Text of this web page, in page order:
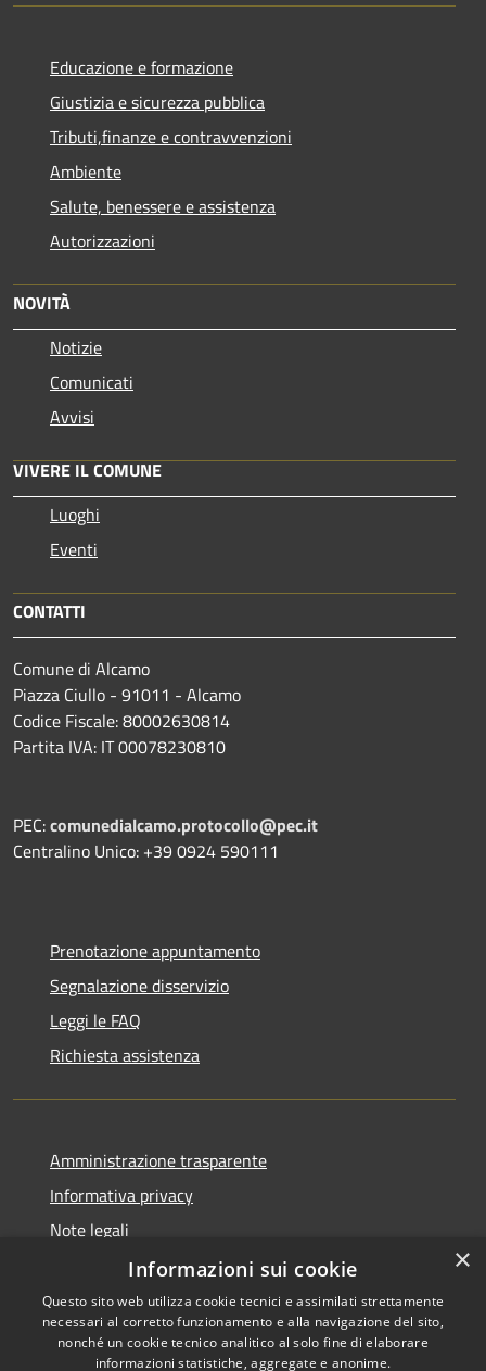
Educazione e formazione
Giustizia e sicurezza pubblica
Tributi,finanze e contravvenzioni
Ambiente
Salute, benessere e assistenza
Autorizzazioni
NOVITÀ
Notizie
Comunicati
Avvisi
VIVERE IL COMUNE
Luoghi
Eventi
CONTATTI
Comune di Alcamo
Piazza Ciullo - 91011 - Alcamo
Codice Fiscale: 80002630814
Partita IVA: IT 00078230810
PEC:comunedialcamo.protocollo@pec.it
Centralino Unico: +39 0924 590111
Prenotazione appuntamento
Segnalazione disservizio
Leggi le FAQ
Richiesta assistenza
Amministrazione trasparente
Informativa privacy
Note legali
Dichiarazione di accessibilità
×
Informazioni sui cookie
Questo sito web utilizza cookie tecnici e assimilati strettamente
necessari al corretto funzionamento e alla navigazione del sito,
nonché un cookie tecnico analitico al solo fine di elaborare
informazioni statistiche, aggregate e anonime.